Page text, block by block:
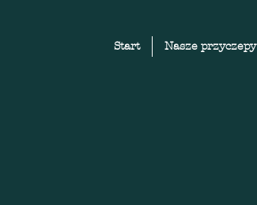
Start Nasze przyczepy